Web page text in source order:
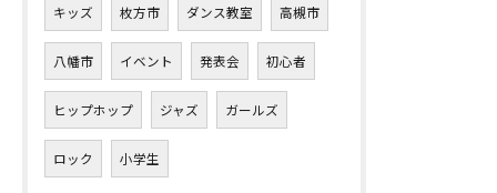
キッズ 枚方市 ダンス教室 高槻市
八幡市 イベント 発表会 初心者
ヒップホップ ジャズ ガールズ
ロック 小学生